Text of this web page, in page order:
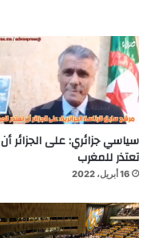
سياسي جزائري: على الجزائر أن
تعتذر للمغرب
16 أبريل، 2022